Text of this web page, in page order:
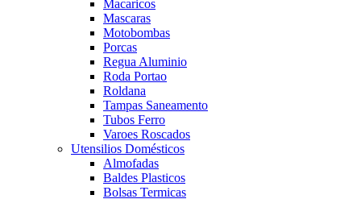
Macaricos
Mascaras
Motobombas
Porcas
Regua Aluminio
Roda Portao
Roldana
Tampas Saneamento
Tubos Ferro
Varoes Roscados
Utensilios Domésticos
Almofadas
Baldes Plasticos
Bolsas Termicas